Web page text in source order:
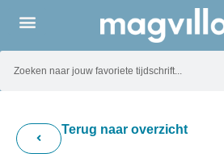
Terug naar overzicht